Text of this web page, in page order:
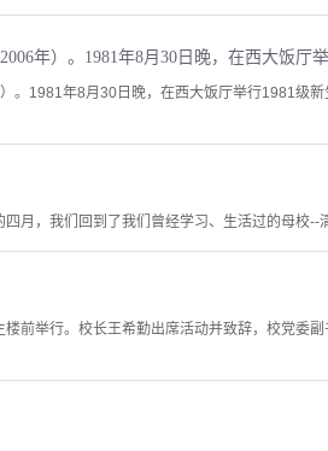
。1981年8月30日晚，在西大饭厅举行1981级
月，我们回到了我们曾经学习、生活过的母校--
前举行。校长王希勤出席活动并致辞，校党委